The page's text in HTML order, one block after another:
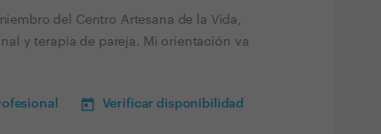
del Centro Artesana de la Vida,
y terapia de pareja. Mi orientación va
Verificar disponibilidad